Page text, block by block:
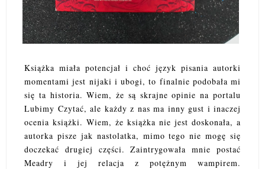
Książka miała potencjał i choć język pisania autorki
momentami jest nijaki i ubogi, to finalnie podobała mi
się ta historia. Wiem, że są skrajne opinie na portalu
Lubimy Czytać, ale każdy z nas ma inny gust i inaczej
ocenia książki. Wiem, że książka nie jest doskonała, a
autorka pisze jak nastolatka, mimo tego nie mogę się
doczekać drugiej części. Zaintrygowała mnie postać
Meadry i jej relacja z potężnym wampirem.